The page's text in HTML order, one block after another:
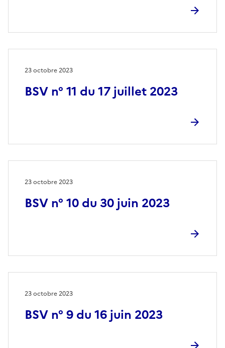
BSV n° 11 du 17 juillet 2023
23 octobre 2023
BSV n° 10 du 30 juin 2023
23 octobre 2023
BSV n° 9 du 16 juin 2023
23 octobre 2023